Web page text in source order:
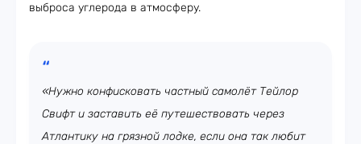
выброса углерода в атмосферу.
«Нужно конфисковать частный самолёт Тейлор
Свифт и заставить её путешествовать через
Атлантику на грязной лодке, если она так любит